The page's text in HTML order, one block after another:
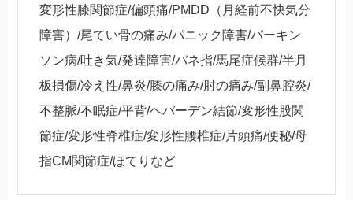
変形性膝関節症/偏頭痛/PMDD（月経前不快気分
障害）/尾てい骨の痛み/パニック障害/パーキン
ソン病/吐き気/発達障害/バネ指/馬尾症候群/半月
板損傷/冷え性/鼻炎/膝の痛み/肘の痛み/副鼻腔炎/
不整脈/不眠症/平背/ヘバーデン結節/変形性股関
節症/変形性脊椎症/変形性腰椎症/片頭痛/便秘/母
指CM関節症/ほてりなど